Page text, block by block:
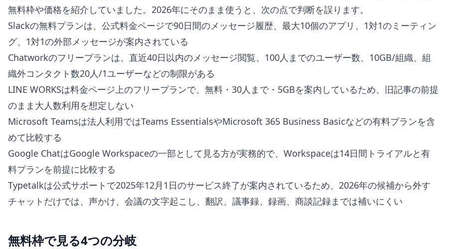
無料枠や価格を紹介していました。2026年にそのまま使うと、次の点で判断を誤ります。
Slackの無料プランは、公式料金ページで90日間のメッセージ履歴、最大10個のアプリ、1対1のミーティン
グ、1対1の外部メッセージが案内されている
Chatworkのフリープランは、直近40日以内のメッセージ閲覧、100人までのユーザー数、10GB/組織、組
織外コンタクト数20人/1ユーザーなどの制限がある
LINE WORKSは料金ページ上のフリープランで、無料・30人まで・5GBを案内しているため、旧記事の前提
のまま大人数利用を想定しない
Microsoft Teamsは法人利用ではTeams EssentialsやMicrosoft 365 Business Basicなどの有料プランを含
めて比較する
Google ChatはGoogle Workspaceの一部として見る方が実務的で、Workspaceは14日間トライアルと有
料プランを前提に比較する
Typetalkは公式サポートで2025年12月1日のサービス終了が案内されているため、2026年の候補から外す
チャットだけでは、声かけ、会議の文字起こし、翻訳、議事録、録画、商談記録までは補いにくい
無料枠で見る4つの分岐